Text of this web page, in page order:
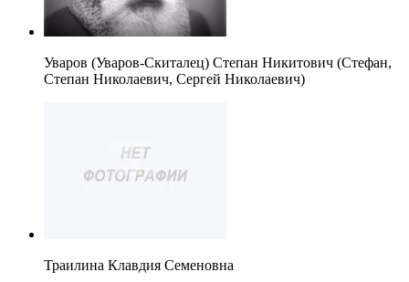
Уваров (Уваров-Скиталец) Степан Никитович (Стефан,
Степан Николаевич, Сергей Николаевич)
Траилина Клавдия Семеновна